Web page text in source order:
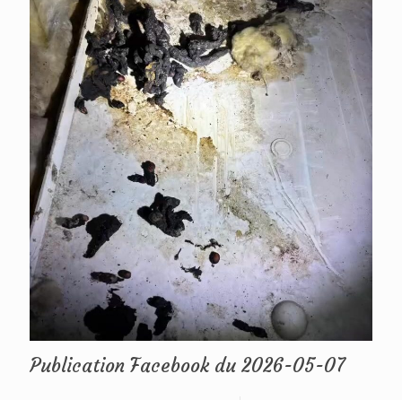
Publication Facebook du 2026-05-07